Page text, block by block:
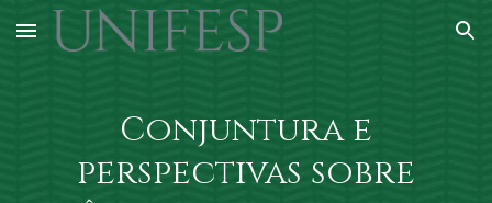
Skip to main content Skip to navigation
Conjuntura e
perspectivas sobre